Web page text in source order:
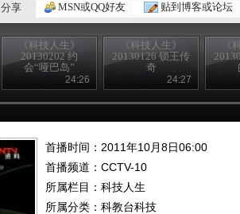
分享
MSN或QQ好友 贴到博客或论坛
《科技人生》
20130202 约
会“哑巴岛”
24:26
《科技人生》
20130126 锁王传
奇
24:27
《
首播时间：2011年10月8日06:00
首播频道： CCTV-10
所属栏目： 科技人生
所属分类：科教台科技